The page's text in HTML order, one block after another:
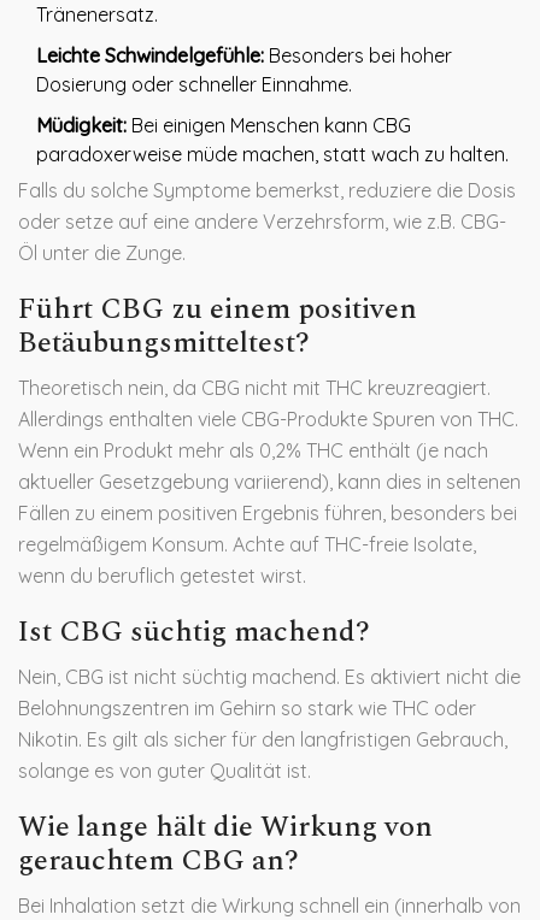
Tränenersatz.
Leichte Schwindelgefühle: Besonders bei hoher
Dosierung oder schneller Einnahme.
Müdigkeit: Bei einigen Menschen kann CBG
paradoxerweise müde machen, statt wach zu halten.
Falls du solche Symptome bemerkst, reduziere die Dosis
oder setze auf eine andere Verzehrsform, wie z.B. CBG-
Öl unter die Zunge.
Führt CBG zu einem positiven
Betäubungsmitteltest?
Theoretisch nein, da CBG nicht mit THC kreuzreagiert.
Allerdings enthalten viele CBG-Produkte Spuren von THC.
Wenn ein Produkt mehr als 0,2% THC enthält (je nach
aktueller Gesetzgebung variierend), kann dies in seltenen
Fällen zu einem positiven Ergebnis führen, besonders bei
regelmäßigem Konsum. Achte auf THC-freie Isolate,
wenn du beruflich getestet wirst.
Ist CBG süchtig machend?
Nein, CBG ist nicht süchtig machend. Es aktiviert nicht die
Belohnungszentren im Gehirn so stark wie THC oder
Nikotin. Es gilt als sicher für den langfristigen Gebrauch,
solange es von guter Qualität ist.
Wie lange hält die Wirkung von
gerauchtem CBG an?
Bei Inhalation setzt die Wirkung schnell ein (innerhalb von